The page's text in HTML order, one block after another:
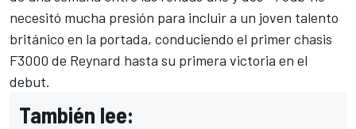
necesitó mucha presión para incluir a un joven talento
británico en la portada, conduciendo el primer chasis
F3000 de Reynard hasta su primera victoria en el
debut.
También lee: